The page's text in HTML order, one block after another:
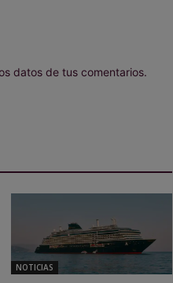
datos de tus comentarios.
NOTICIAS